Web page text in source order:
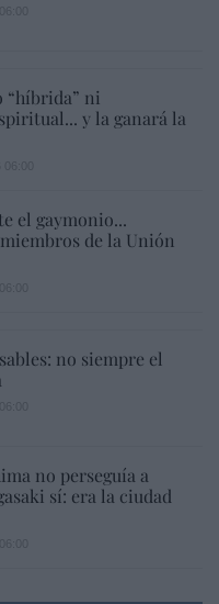
“híbrida” ni
y la ganará la
el gaymonio...
de la Unión
no siempre el
no perseguía a
sí: era la ciudad